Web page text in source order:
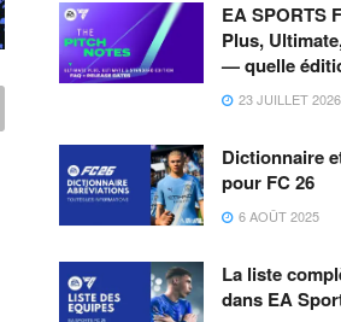
EA SPORTS
Plus,
— quelle
23 JUILLET 2026
Dictionnaire
pour FC 26
6 AOÛT 2025
La liste
dans EA